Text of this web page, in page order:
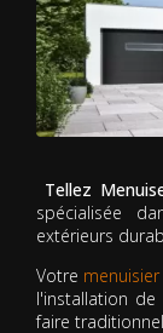
Tellez
spécialisée
extérieurs
Votre
l'installation de
faire